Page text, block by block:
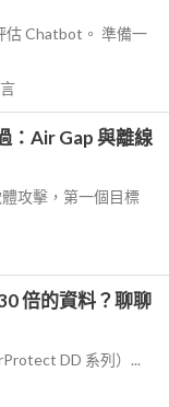
估 Chatbot。 準備一
：Air Gap 與離線
攻擊，第一個目標
倍的資料？聊聊
DD 系列）...